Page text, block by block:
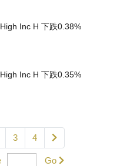
Inc H 下跌0.38%
Inc H 下跌0.35%
3 4
Go